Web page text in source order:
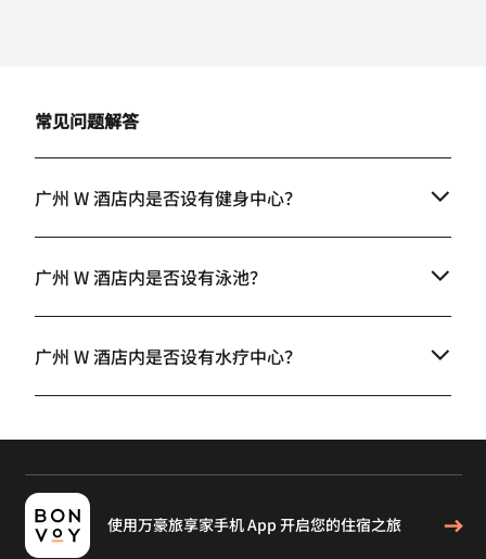
常见问题解答
广州 W 酒店内是否设有健身中心？
广州 W 酒店内是否设有泳池？
广州 W 酒店内是否设有水疗中心？
使用万豪旅享家手机 App 开启您的住宿之旅